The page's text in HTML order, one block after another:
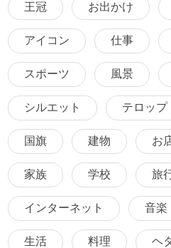
王冠 お出かけ
アイコン 仕事
スポーツ 風景
シルエット テロップ
国旗 建物 お
家族 学校 旅
インターネット 音楽
生活 料理 ヘ